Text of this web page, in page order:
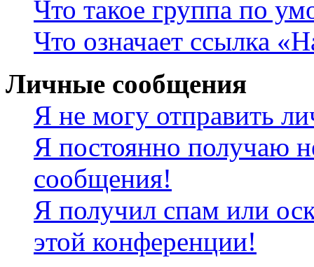
Что такое группа по
Что означает ссылка
Личные сообщения
Я не могу отправить
Я постоянно получаю
сообщения!
Я получил спам или
этой конференции!